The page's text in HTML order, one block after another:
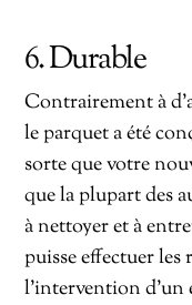
6. Durable
Contrairement à
le parquet a été
sorte que votre
que la plupart des
à nettoyer et à
puisse effectuer les
l’intervention